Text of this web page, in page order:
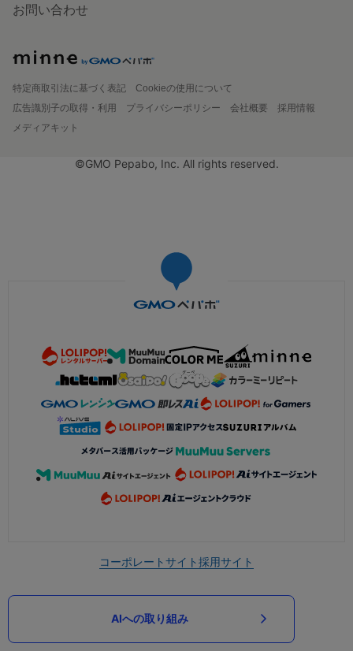
お問い合わせ
特定商取引法に基づく表記
Cookieの使用について
広告識別子の取得・利用
プライバシーポリシー 会社概要
採用情報
メディアキット
©GMO Pepabo, Inc. All rights reserved.
コーポレートサイト採用サイト
AIへの取り組み